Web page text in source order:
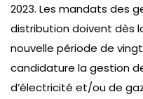
2023. Les mandats des
distribution doivent dès
nouvelle période de
candidature la gestion
d’électricité et/ou de